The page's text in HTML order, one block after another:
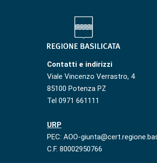
Contatti e indirizzi
Viale Vincenzo Verrastro, 4
85100 Potenza PZ
Tel 0971 661111
URP
PEC: AOO-
C.F. 80002950766